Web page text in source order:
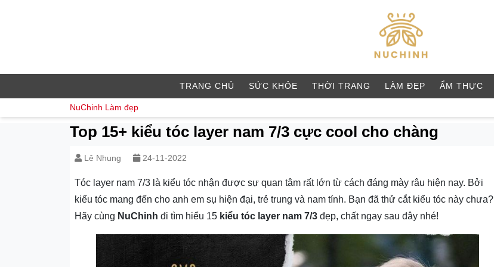
TRANG CHỦ SỨC KHỎE THỜI TRANG LÀM ĐẸP ẨM THỰC
NuChinh Làm đẹp
Top 15+ kiểu tóc layer nam 7/3 cực cool cho chàng
Lê Nhung 24-11-2022
Tóc layer nam 7/3 là kiểu tóc nhận được sự quan tâm rất lớn từ cách đáng mày râu hiện nay. Bởi
kiểu tóc mang đến cho anh em sụ hiện đại, trẻ trung và nam tính. Bạn đã thử cắt kiểu tóc này chưa?
Hãy cùng NuChinh đi tìm hiểu 15 kiểu tóc layer nam 7/3 đẹp, chất ngay sau đây nhé!